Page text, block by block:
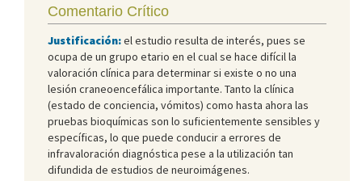
Comentario Crítico
Justificación:el estudio resulta de interés, pues se
ocupa de un grupo etario en el cual se hace difícil la
valoración clínica para determinar si existe o no una
lesión craneoencefálica importante. Tanto la clínica
(estado de conciencia, vómitos) como hasta ahora las
pruebas bioquímicas son lo suficientemente sensibles y
específicas, lo que puede conducir a errores de
infravaloración diagnóstica pese a la utilización tan
difundida de estudios de neuroimágenes.